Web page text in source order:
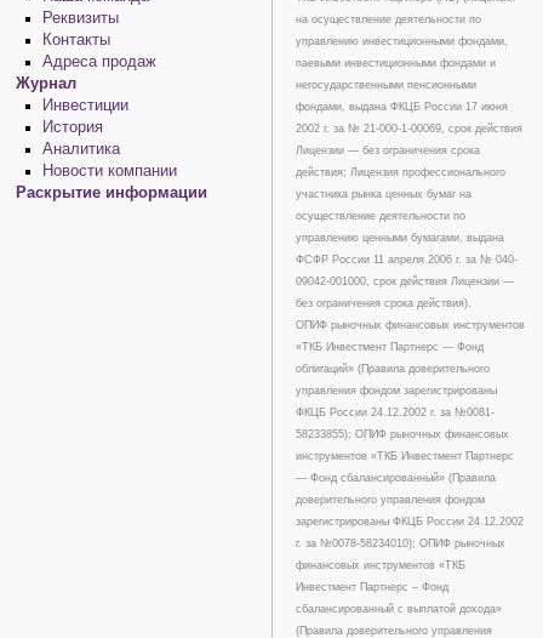
Реквизиты
Контакты
Адреса продаж
Журнал
Инвестиции
История
Аналитика
Новости компании
Раскрытие информации
на осуществление деятельности по
управлению инвестиционными фондами,
паевыми инвестиционными фондами и
негосударственными пенсионными
фондами, выдана ФКЦБ России 17 июня
2002 г. за № 21-000-1-00069, срок действия
Лицензии — без ограничения срока
действия; Лицензия профессионального
участника рынка ценных бумаг на
осуществление деятельности по
управлению ценными бумагами, выдана
ФСФР России 11 апреля 2006 г. за № 040-
09042-001000, срок действия Лицензии —
без ограничения срока действия).
ОПИФ рыночных финансовых инструментов
«ТКБ Инвестмент Партнерс — Фонд
облигаций» (Правила доверительного
управления фондом зарегистрированы
ФКЦБ России 24.12.2002 г. за №0081-
58233855); ОПИФ рыночных финансовых
инструментов «ТКБ Инвестмент Партнерс
— Фонд сбалансированный» (Правила
доверительного управления фондом
зарегистрированы ФКЦБ России 24.12.2002
г. за №0078-58234010); ОПИФ рыночных
финансовых инструментов «ТКБ
Инвестмент Партнерс – Фонд
сбалансированный с выплатой дохода»
(Правила доверительного управления